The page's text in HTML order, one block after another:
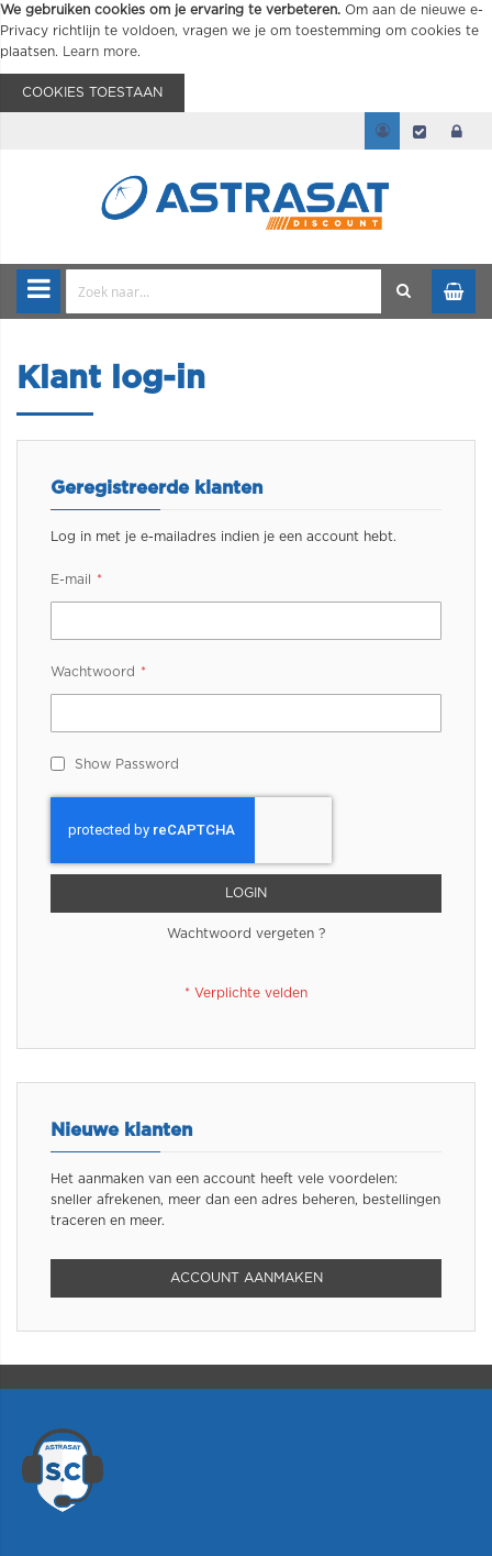
We gebruiken cookies om je ervaring te verbeteren. Om aan de nieuwe e-
Privacy richtlijn te voldoen, vragen we je om toestemming om cookies te
plaatsen.
Learn more.
COOKIES TOESTAAN
Klant log-in
Geregistreerde klanten
Log in met je e-mailadres indien je een account hebt.
E-mail
Wachtwoord
Show Password
LOGIN
Wachtwoord vergeten ?
Nieuwe klanten
Het aanmaken van een account heeft vele voordelen:
sneller afrekenen, meer dan een adres beheren, bestellingen
traceren en meer.
ACCOUNT AANMAKEN